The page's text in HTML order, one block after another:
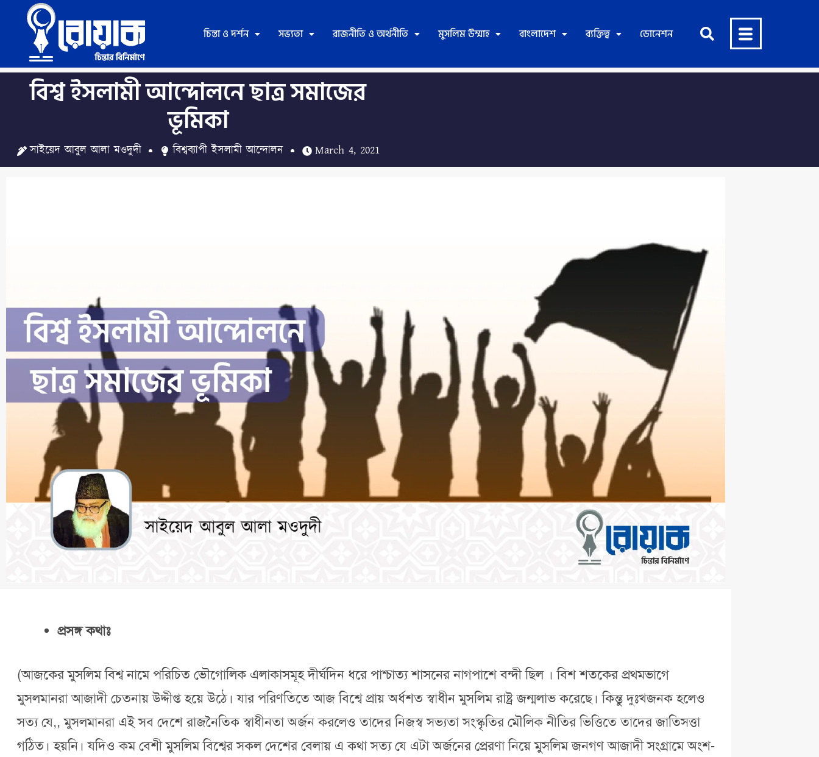
চিন্তা ও দর্শন সভ্যতা রাজনীতি ও অর্থনীতি মুসলিম উম্মাহ বাংলাদেশ ব্যক্তিত্ব ডোনেশন
বিশ্ব ইসলামী আন্দোলনে ছাত্র সমাজের
ভূমিকা
সাইয়েদ আবুল আলা মওদুদী বিশ্বব্যাপী ইসলামী আন্দোলন March 4, 2021
প্রসঙ্গ কথাঃ
(আজকের মুসলিম বিশ্ব নামে পরিচিত ভৌগোলিক এলাকাসমূহ দীর্ঘদিন ধরে পাশ্চাত্য শাসনের নাগপাশে বন্দী ছিল । বিশ শতকের প্রথমভাগে
মুসলমানরা আজাদী চেতনায় উদ্দীপ্ত হয়ে উঠে। যার পরিণতিতে আজ বিশ্বে প্রায় অর্ধশত স্বাধীন মুসলিম রাষ্ট্র জন্মলাভ করেছে। কিন্তু দুঃখজনক হলেও
সত্য যে,, মুসলমানরা এই সব দেশে রাজনৈতিক স্বাধীনতা অর্জন করলেও তাদের নিজস্ব সভ্যতা সংস্কৃতির মৌলিক নীতির ভিত্তিতে তাদের জাতিসত্তা
গঠিত। হয়নি। যদিও কম বেশী মুসলিম বিশ্বের সকল দেশের বেলায় এ কথা সত্য যে এটা অর্জনের প্রেরণা নিয়ে মুসলিম জনগণ আজাদী সংগ্রামে অংশ-